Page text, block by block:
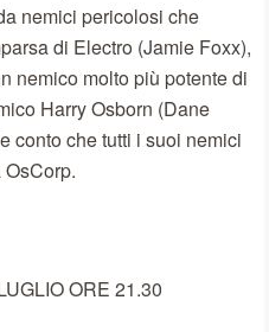
nemici pericolosi che
di Electro (Jamie Foxx),
nemico molto più potente di
Harry Osborn (Dane
conto che tutti i suoi nemici
ORE 21.30